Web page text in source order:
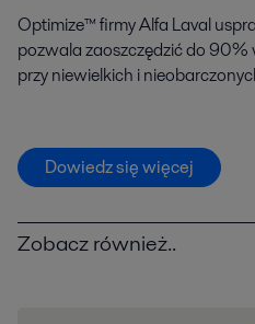
Optimize™ firmy Alfa Laval
pozwala zaoszczędzić do 90%
przy niewielkich i
Dowiedz się więcej
Zobacz również..